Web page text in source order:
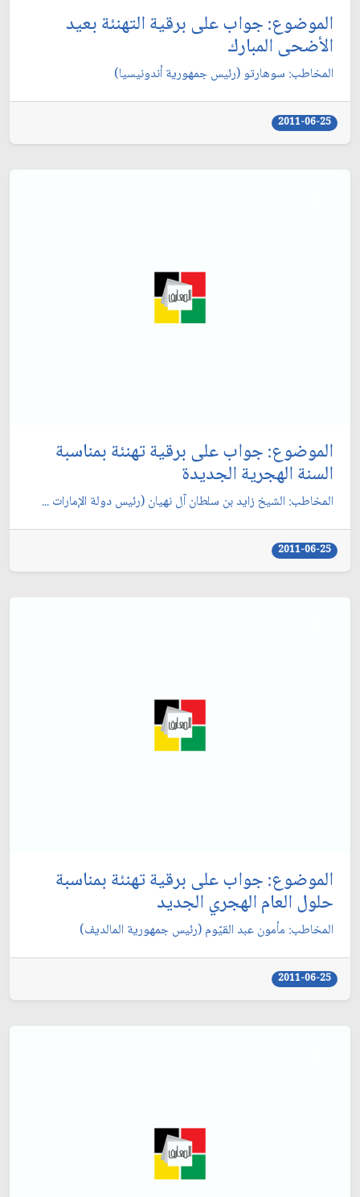
الموضوع: جواب على برقية التهنئة بعيد
الأضحى المبارك‏
المخاطب: سوهارتو (رئيس جمهورية أندونيسيا)
2011-06-25
الموضوع: جواب على برقية تهنئة بمناسبة
السنة الهجرية الجديدة
المخاطب: الشيخ زايد بن سلطان آل نهيان (رئيس دولة الإمارات ...
2011-06-25
الموضوع: جواب على برقية تهنئة بمناسبة
حلول العام الهجري الجديد
المخاطب: مأمون عبد القيّوم (رئيس جمهورية المالديف)
2011-06-25